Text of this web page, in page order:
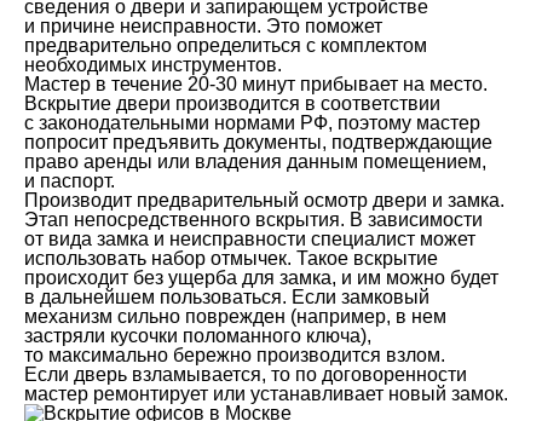
сведения о двери и запирающем устройстве
и причине неисправности. Это поможет
предварительно определиться с комплектом
необходимых инструментов.
Мастер в течение 20-30 минут прибывает на место.
Вскрытие двери производится в соответствии
с законодательными нормами РФ, поэтому мастер
попросит предъявить документы, подтверждающие
право аренды или владения данным помещением,
и паспорт.
Производит предварительный осмотр двери и замка.
Этап непосредственного вскрытия. В зависимости
от вида замка и неисправности специалист может
использовать набор отмычек. Такое вскрытие
происходит без ущерба для замка, и им можно будет
в дальнейшем пользоваться. Если замковый
механизм сильно поврежден (например, в нем
застряли кусочки поломанного ключа),
то максимально бережно производится взлом.
Если дверь взламывается, то по договоренности
мастер ремонтирует или устанавливает новый замок.